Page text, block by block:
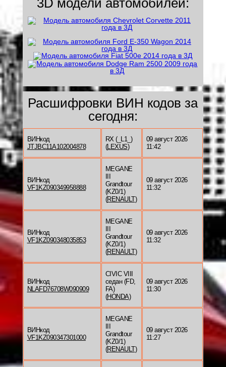
3D модели автомобилей:
Расшифровки ВИН кодов за
сегодня:
ВИНкод
JTJBC11A102004878
RX (_L1_)
(LEXUS)
09 август 2026
11:42
ВИНкод
VF1KZ090349958888
MEGANE
Grandtour
(KZ0/1)
(RENAULT)
09 август 2026
11:32
ВИНкод
VF1KZ090348035853
MEGANE
Grandtour
(KZ0/1)
(RENAULT)
09 август 2026
11:32
ВИНкод
NLAFD76708W090909
CIVIC VIII
седан (FD,
FA)
(HONDA)
09 август 2026
11:30
ВИНкод
VF1KZ090347301000
MEGANE
Grandtour
(KZ0/1)
(RENAULT)
09 август 2026
11:27